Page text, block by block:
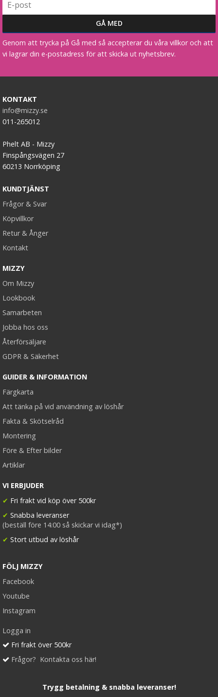
LÄGG I VARUKORG
#60 Platinablond - Original äkta löshår remy microringar
Genom att trycka på Gå med så accepterar du våra villkor och att
vi lagrar din e-postadress för att skicka ut nyhetsbrev.
KONTAKT
info@mizzy.se
011-265012
Phelt AB - Mizzy
Finspångsvägen 27
60213 Norrköping
KUNDTJÄNST
Frågor & Svar
Köpvillkor
Retur & Ånger
Kontakt
MIZZY
Om Mizzy
Lookbook
Samarbeten
Jobba hos oss
Återförsäljare
GDPR & Säkerhet
GUIDER & INFORMATION
Färgkarta
Att tänka på vid användning av löshår
Fakta & Skötselråd
Montering
Före & Efter bilder
Artiklar
VI ERBJUDER
✔ Fri frakt vid köp över 500kr
✔ Snabba leveranser
(beställ före 14:00 så skickar vi idag*)
✔ Stort utbud av löshår
FÖLJ MIZZY
Facebook
Youtube
Instagram
Logga in
Fri frakt över 500kr
Frågor? Kontakta oss här!
Trygg betalning & snabba leveranser!